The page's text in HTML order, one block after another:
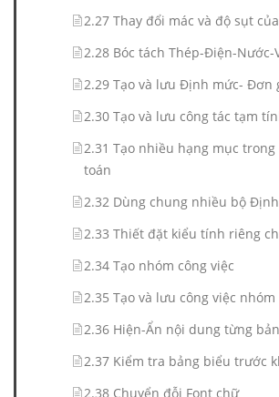
2.27 Thay đổi mác và độ sụt
2.28 Bóc tách Thép-Điện-Nước-
2.29 Tạo và lưu Định mức- Đơn
2.30 Tạo và lưu công tác tạm
2.31 Tạo nhiều hạng mục
toán
2.32 Dùng chung nhiều bộ
2.33 Thiết đặt kiểu tính riêng
2.34 Tạo nhóm công việc
2.35 Tạo và lưu công việc nhóm
2.36 Hiện-Ẩn nội dung từng
2.37 Kiểm tra bảng biểu trước
2.38 Chuyển đỗi Font chữ